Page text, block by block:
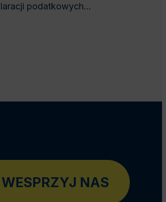
podatkowych...
WESPRZYJ NAS